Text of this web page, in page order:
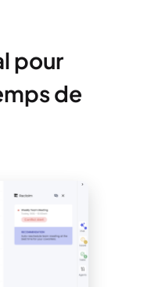
pour
de